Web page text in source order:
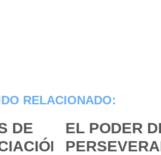
RELACIONADO:
DE
EL PODER